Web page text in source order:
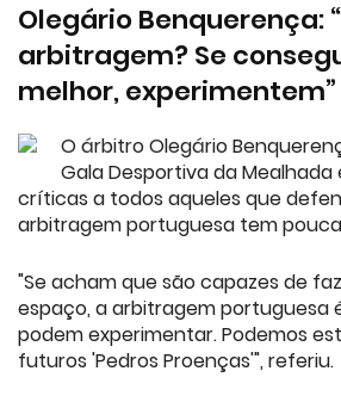
Olegário Benquerença:
arbitragem? Se
melhor, experimentem”
O árbitro Olegário
Gala Desportiva da
críticas a todos aqueles que
arbitragem portuguesa tem
"Se acham que são capazes de
espaço, a arbitragem portuguesa
podem experimentar. Podemos
futuros 'Pedros Proenças'", referiu.